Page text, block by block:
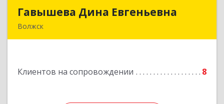
Гавышева Дина Евгеньевна
Волжск
Клиентов на сопровождении 8
Гавышева Дина Евгеньевна